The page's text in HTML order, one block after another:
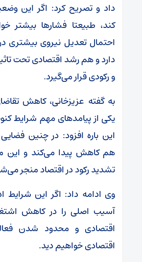
داد و تصریح کرد: اگر این
کند، طبیعتا فشارها بیشتر
احتمال تعدیل نیروی بیشتری
دارد و هم رشد اقتصادی تحت
و رکودی قرار می‌گیرد.
به گفته عزیزخانی، کاهش
یکی از پیامدهای مهم شرایط
این باره افزود: در چنین فضایی
هم کاهش پیدا می‌کند و این
تشدید رکود در اقتصاد منجر
وی ادامه داد: اگر این شرایط
آسیب اصلی را در کاهش
اقتصادی و محدود شدن
اقتصادی خواهیم دید.